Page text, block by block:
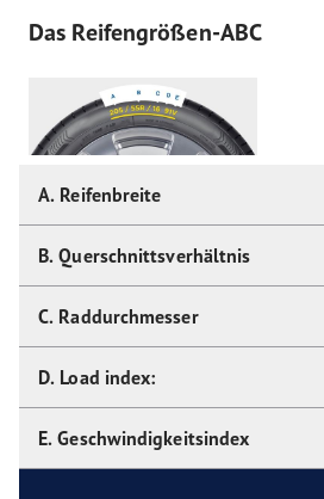
Das Reifengrößen-ABC
A. Reifenbreite
B. Querschnittsverhältnis
C. Raddurchmesser
D. Load index:
E. Geschwindigkeitsindex